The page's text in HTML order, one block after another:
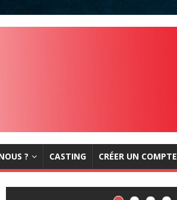
? CASTING CRÉER UN COMPTE